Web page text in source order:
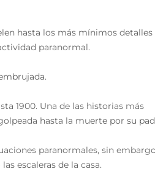
hasta los más mínimos detalles
paranormal.
1900. Una de las historias más
hasta la muerte por su
paranormales, sin
escaleras de la casa.